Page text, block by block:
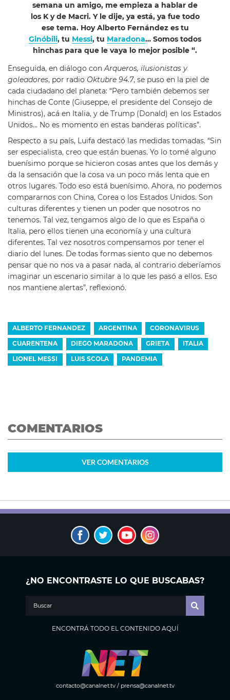
semana un amigo, me empieza a hablar de
los K y de Macri. Y le dije, ya está, ya fue todo
ese tema. Hoy Alberto Fernández es tu
Ginóbili, tu Messi, tu Maradona… Somos todos
hinchas para que le vaya lo mejor posible “.
Enseguida, en diálogo con Arqueros, ilusionistas y
goleadores, por radio Oktubre 94.7, se puso en la piel de
cada ciudadano del planeta: “Pero también debemos ser
hinchas de Conte (Giuseppe, el presidente del Consejo de
Ministros), acá en Italia, y de Trump (Donald) en los Estados
Unidos… No es momento en estas banderas políticas”.
Respecto a su país, Luifa destacó las medidas tomadas. “Sin
ser especialista, creo que están buenas. Yo lo tomé alguno
buenísimo porque se hicieron cosas antes que los demás y
da la sensación que la cosa va un poco más lenta que en
otros lugares. Todo eso está buenísimo. Ahora, no podemos
compararnos con China, Corea o los Estados Unidos. Son
culturas diferentes y tienen un poder que nosotros no
tenemos. Tal vez, tengamos algo de lo que es España o
Italia, pero ellos tienen una economía y una cultura
diferentes. Tal vez nosotros compensamos por tener el
diario del lunes. De todas formas siento que no debemos
pensar que no nos va a pasar nada, al contrario deberíamos
imaginar un escenario similar a lo que les pasó a ellos. Eso
nos mantiene alertas”, reflexionó.
ALBERTO FERNANDEZ ARGENTINA CORONAVIRUS
CUARENTENA DIEGO MARADONA GRIETA ITALIA
LIONEL MESSI LUIS SCOLA PANDEMIA
COMENTARIOS
VER COMENTARIOS
¿NO ENCONTRASTE LO QUE BUSCABAS?
ENCONTRÁ TODO EL CONTENIDO AQUÍ
contacto@canalnet.tv/ prensa@canalnet.tv